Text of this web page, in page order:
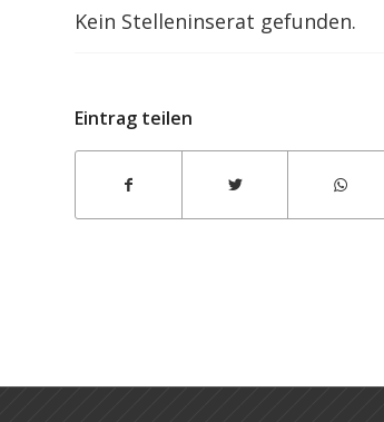
Kein Stelleninserat gefunden.
Eintrag teilen
REDO